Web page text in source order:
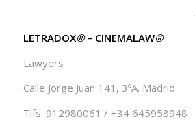
LETRADOX®– CINEMALAW®
Lawyers
Calle Jorge Juan 141, 3ºA. Madrid
Tlfs. 912980061 / +34 645958948